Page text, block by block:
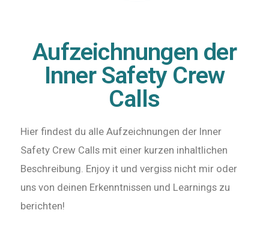
Aufzeichnungen der
Inner Safety Crew
Calls
Hier findest du alle Aufzeichnungen der Inner
Safety Crew Calls mit einer kurzen inhaltlichen
Beschreibung. Enjoy it und vergiss nicht mir oder
uns von deinen Erkenntnissen und Learnings zu
berichten!